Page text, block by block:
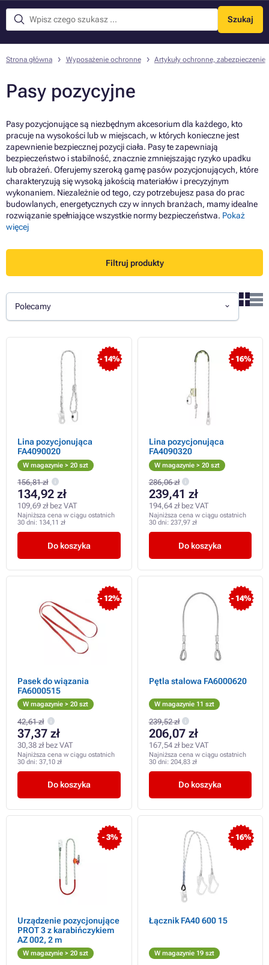
Szukaj
Menu
Strona główna Wyposażenie ochronne Artykuły ochronne, zabezpieczenie
Pasy pozycyjne
Pasy pozycjonujące są niezbędnym akcesorium dla każdego, kto
pracuje na wysokości lub w miejscach, w których konieczne jest
zapewnienie bezpiecznej pozycji ciała. Pasy te zapewniają
bezpieczeństwo i stabilność, znacznie zmniejszając ryzyko upadku
lub obrażeń. Oferujemy szeroką gamę pasów pozycjonujących, które
charakteryzują się wysoką jakością materiałów i precyzyjnym
wykonaniem. Niezależnie od tego, czy potrzebujesz pasa do prac
budowlanych, energetycznych czy w innych branżach, mamy idealne
rozwiązanie spełniające wszystkie normy bezpieczeństwa. Pokaż
więcej
Filtruj produkty
Polecamy
- 14%
Lina pozycjonująca
FA4090020
W magazynie > 20 szt
156,81 zł
134,92 zł
109,69 zł bez VAT
Najniższa cena w ciągu ostatnich
30 dni: 134,11 zł
Do koszyka
- 16%
Lina pozycjonująca
FA4090320
W magazynie > 20 szt
286,06 zł
239,41 zł
194,64 zł bez VAT
Najniższa cena w ciągu ostatnich
30 dni: 237,97 zł
Do koszyka
- 12%
Pasek do wiązania
FA6000515
W magazynie > 20 szt
42,61 zł
37,37 zł
30,38 zł bez VAT
Najniższa cena w ciągu ostatnich
30 dni: 37,10 zł
Do koszyka
- 14%
Pętla stalowa FA6000620
W magazynie 11 szt
239,52 zł
206,07 zł
167,54 zł bez VAT
Najniższa cena w ciągu ostatnich
30 dni: 204,83 zł
Do koszyka
- 3%
Urządzenie pozycjonujące
PROT 3 z karabińczykiem
AZ 002, 2 m
W magazynie > 20 szt
- 16%
Łącznik FA40 600 15
W magazynie 19 szt